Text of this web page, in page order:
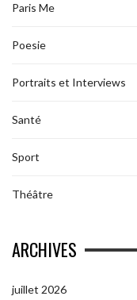
Paris Me
Poesie
Portraits et Interviews
Santé
Sport
Théâtre
ARCHIVES
juillet 2026